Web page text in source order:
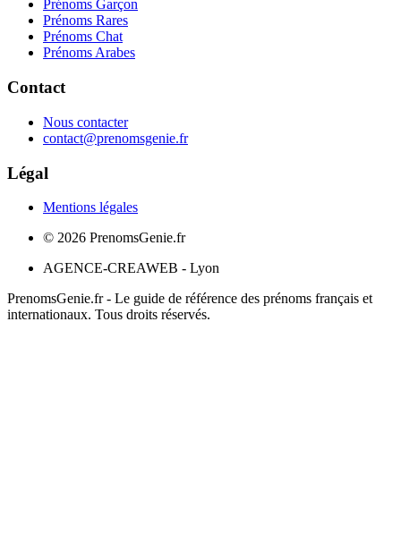
Prénoms Garçon
Prénoms Rares
Prénoms Chat
Prénoms Arabes
Contact
Nous contacter
contact@prenomsgenie.fr
Légal
Mentions légales
© 2026 PrenomsGenie.fr
AGENCE-CREAWEB - Lyon
PrenomsGenie.fr - Le guide de référence des prénoms français et
internationaux. Tous droits réservés.